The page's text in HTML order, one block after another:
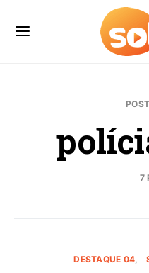
7
DESTAQUE 04